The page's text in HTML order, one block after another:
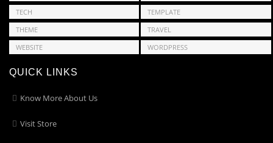
TECH
TEMPLATE
THEME
TRAVEL
WEBSITE
WORDPRESS
QUICK LINKS
Know More About Us
Visit Store